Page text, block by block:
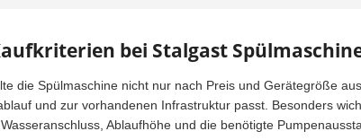
bei Stalgast
die Spülmaschine nicht nur nach Preis und Gerätegröße
und zur vorhandenen Infrastruktur passt. Besonders
Ablaufhöhe und die benötigte